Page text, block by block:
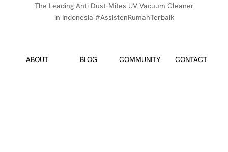
The Leading Anti Dust-Mites UV Vacuum Cleaner
in Indonesia #AssistenRumahTerbaik
ABOUT BLOG COMMUNITY CONTACT